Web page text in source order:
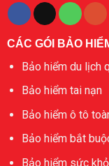
CÁC GÓI BẢO
Bảo hiểm du lịch
Bảo hiểm tai nạn
Bảo hiểm ô tô
Bảo hiểm bắt
Bảo hiểm sức